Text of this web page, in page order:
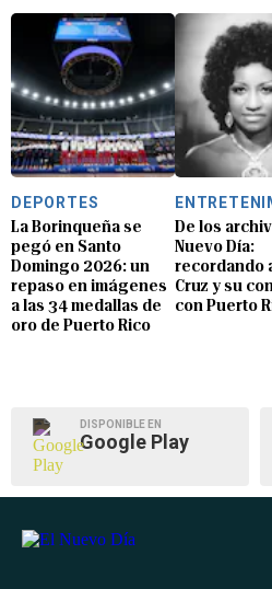
DEPORTES
La Borinqueña se
pegó en Santo
Domingo 2026: un
repaso en imágenes
a las 34 medallas de
oro de Puerto Rico
De los
Nuevo Día:
recordando
Cruz y su
con Puerto
DISPONIBLE EN
Google Play